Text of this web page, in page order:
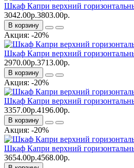
Шкаф Капри верхний
3042.00р.3803.00р.
В корзину
Акция: -20%
Шкаф Капри верхний
2970.00р.3713.00р.
В корзину
Акция: -20%
Шкаф Капри верхний
3357.00р.4196.00р.
В корзину
Акция: -20%
Шкаф Капри верхний
3654.00р.4568.00р.